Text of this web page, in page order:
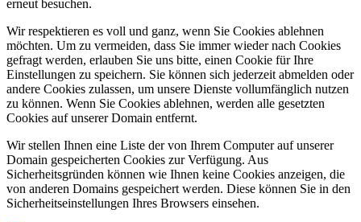
erneut besuchen.
Wir respektieren es voll und ganz, wenn Sie Cookies ablehnen
möchten. Um zu vermeiden, dass Sie immer wieder nach Cookies
gefragt werden, erlauben Sie uns bitte, einen Cookie für Ihre
Einstellungen zu speichern. Sie können sich jederzeit abmelden oder
andere Cookies zulassen, um unsere Dienste vollumfänglich nutzen
zu können. Wenn Sie Cookies ablehnen, werden alle gesetzten
Cookies auf unserer Domain entfernt.
Wir stellen Ihnen eine Liste der von Ihrem Computer auf unserer
Domain gespeicherten Cookies zur Verfügung. Aus
Sicherheitsgründen können wie Ihnen keine Cookies anzeigen, die
von anderen Domains gespeichert werden. Diese können Sie in den
Sicherheitseinstellungen Ihres Browsers einsehen.